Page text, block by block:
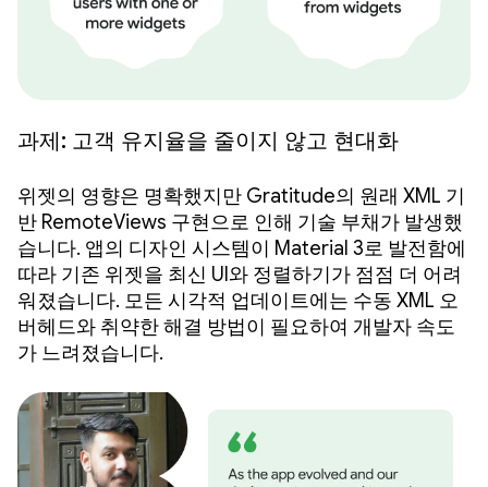
과제: 고객 유지율을 줄이지 않고 현대화
위젯의 영향은 명확했지만 Gratitude의 원래 XML 기
반 RemoteViews 구현으로 인해 기술 부채가 발생했
습니다. 앱의 디자인 시스템이 Material 3로 발전함에
따라 기존 위젯을 최신 UI와 정렬하기가 점점 더 어려
워졌습니다. 모든 시각적 업데이트에는 수동 XML 오
버헤드와 취약한 해결 방법이 필요하여 개발자 속도
가 느려졌습니다.